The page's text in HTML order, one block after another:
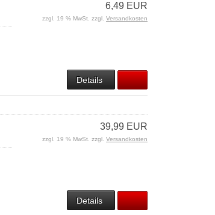
6,49 EUR
zzgl. 19 % MwSt. zzgl. Versandkosten
Details
39,99 EUR
zzgl. 19 % MwSt. zzgl. Versandkosten
Details